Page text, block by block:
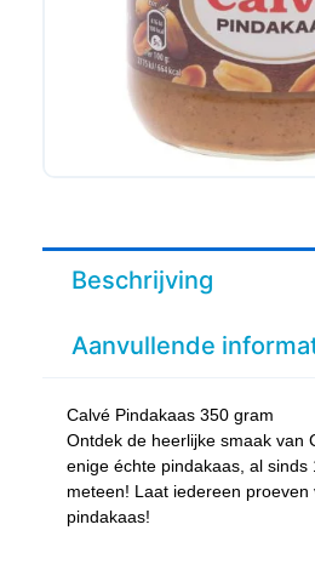
Beschrijving
Aanvullende
Calvé Pindakaas 350 gram
Ontdek de heerlijke smaak van
enige échte pindakaas, al sinds
meteen! Laat iedereen proeven
pindakaas!